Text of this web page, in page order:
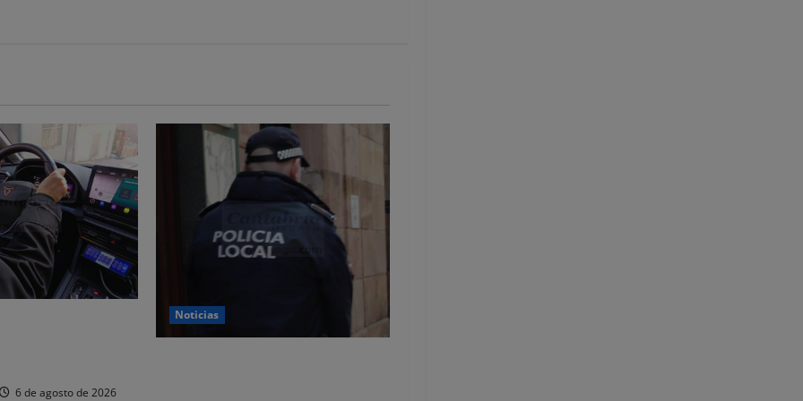
6 de agosto de 2026
Noticias